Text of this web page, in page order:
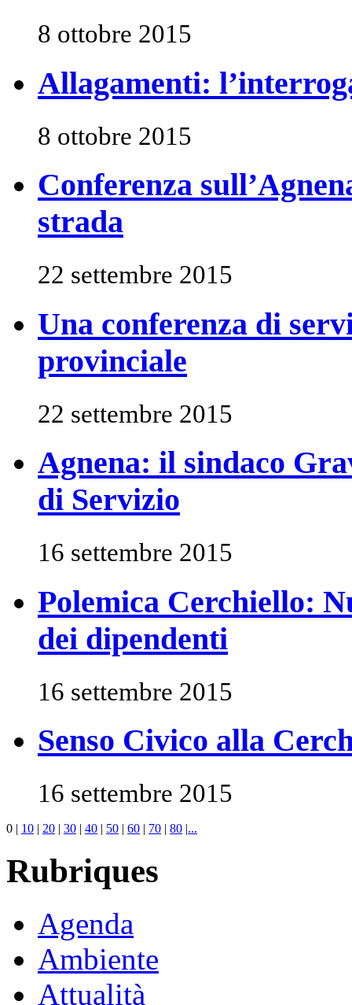
8 ottobre 2015
Allagamenti:
8 ottobre 2015
Conferenza
strada
22 settembre 2015
Una conferenza di
provinciale
22 settembre 2015
Agnena: il sindaco
di Servizio
16 settembre 2015
Polemica Cerchiello:
dei dipendenti
16 settembre 2015
Senso Civico alla
16 settembre 2015
0 | 10 | 20 | 30 | 40 | 50 | 60 | 70 | 80 |...
Rubriques
Agenda
Ambiente
Attualità